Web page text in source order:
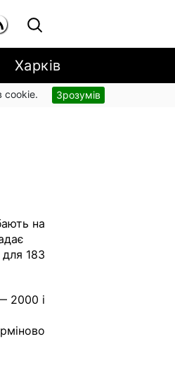
Харків
cookie. Зрозумів
на
183
2000 і